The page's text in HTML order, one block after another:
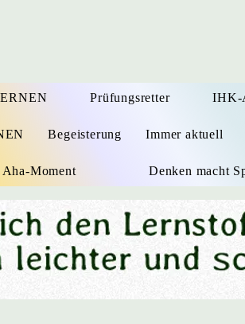
Prüfungsretter IHK-
Begeisterung Immer aktuell
Moment Denken macht